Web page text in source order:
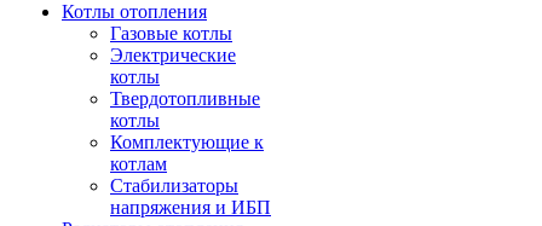
Котлы отопления
Газовые котлы
Электрические
котлы
Твердотопливные
котлы
Комплектующие к
котлам
Стабилизаторы
напряжения и ИБП